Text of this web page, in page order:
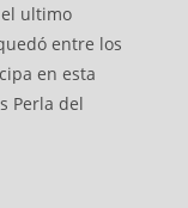
ultimo
entre los
en esta
Perla del